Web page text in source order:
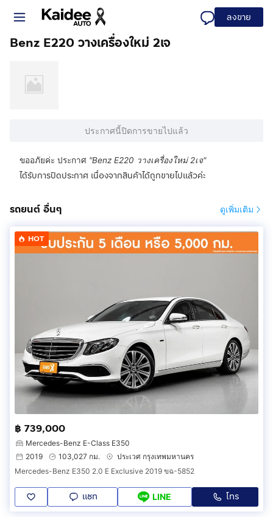
ลงขาย
Benz E220 วางเครื่องใหม่ 2เจ
ประกาศนี้ปิดการขายไปแล้ว
ขออภัยค่ะ ประกาศ "Benz E220 วางเครื่องใหม่ 2เจ"
ได้รับการปิดประกาศ เนื่องจากสินค้าได้ถูกขายไปแล้วค่ะ
รถยนต์ อื่นๆ ดูเพิ่มเติม
HOT
฿ 739,000
Mercedes-Benz E-Class E350
2019
103,027 กม.
ประเวศ กรุงเทพมหานคร
Mercedes-Benz E350 2.0 E Exclusive 2019 ขฉ-5852
แชท LINE โทร